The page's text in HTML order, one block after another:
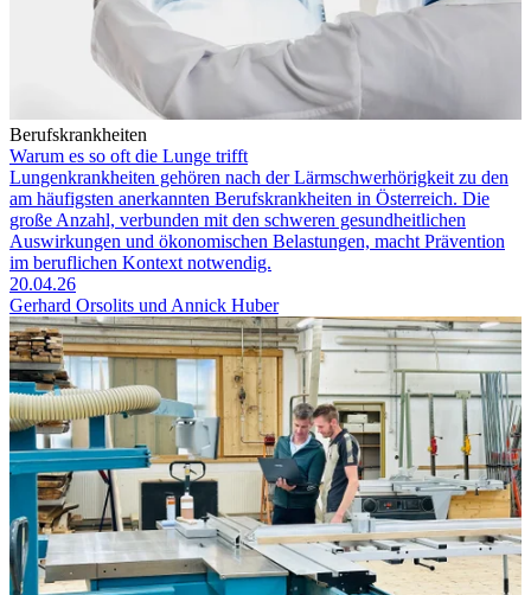
Berufskrankheiten
Warum es so oft die Lunge trifft
Lungenkrankheiten gehören nach der Lärmschwerhörigkeit zu den
am häufigsten anerkannten Berufskrankheiten in Österreich. Die
große Anzahl, verbunden mit den schweren gesundheitlichen
Auswirkungen und ökonomischen Belastungen, macht Prävention
im beruflichen Kontext notwendig.
20.04.26
Gerhard Orsolits und Annick Huber